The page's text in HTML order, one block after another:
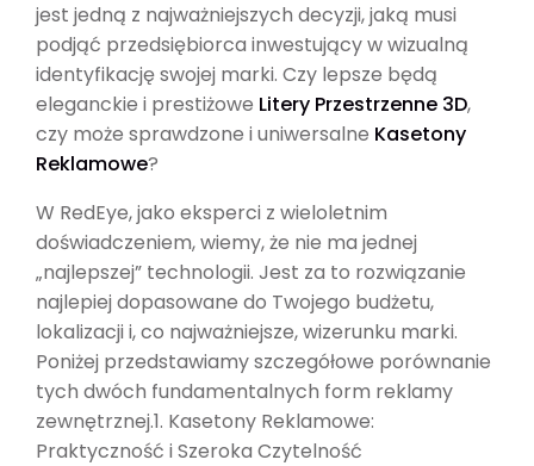
jest jedną z najważniejszych decyzji, jaką musi
podjąć przedsiębiorca inwestujący w wizualną
identyfikację swojej marki. Czy lepsze będą
eleganckie i prestiżowe Litery Przestrzenne 3D,
czy może sprawdzone i uniwersalne Kasetony
Reklamowe?
W RedEye, jako eksperci z wieloletnim
doświadczeniem, wiemy, że nie ma jednej
„najlepszej” technologii. Jest za to rozwiązanie
najlepiej dopasowane do Twojego budżetu,
lokalizacji i, co najważniejsze, wizerunku marki.
Poniżej przedstawiamy szczegółowe porównanie
tych dwóch fundamentalnych form reklamy
zewnętrznej.1. Kasetony Reklamowe:
Praktyczność i Szeroka Czytelność